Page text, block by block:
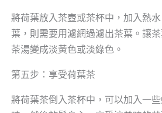
將荷葉放入茶壺或茶杯中，加入熱
葉，則需要用濾網過濾出茶葉。讓
茶湯變成淡黃色或淡綠色。
第五步：享受荷葉茶
將荷葉茶倒入茶杯中，可以加入一